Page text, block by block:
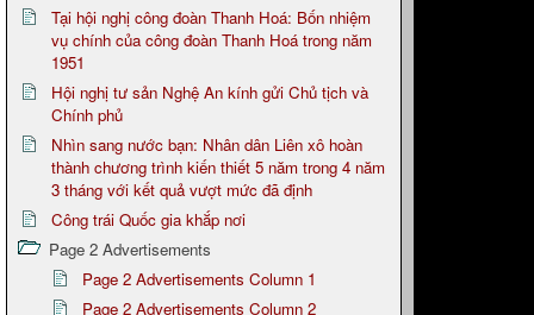
Tại hội nghị công đoàn Thanh Hoá: Bốn nhiệm
vụ chính của công đoàn Thanh Hoá trong năm
1951
Hội nghị tư sản Nghệ An kính gửi Chủ tịch và
Chính phủ
Nhìn sang nước bạn: Nhân dân Liên xô hoàn
thành chương trình kiến thiết 5 năm trong 4 năm
3 tháng với kết quả vượt mức đã định
Công trái Quốc gia khắp nơi
Page 2 Advertisements
Page 2 Advertisements Column 1
Page 2 Advertisements Column 2